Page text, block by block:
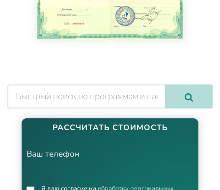
РАССЧИТАТЬ СТОИМОСТЬ
Ваш телефон